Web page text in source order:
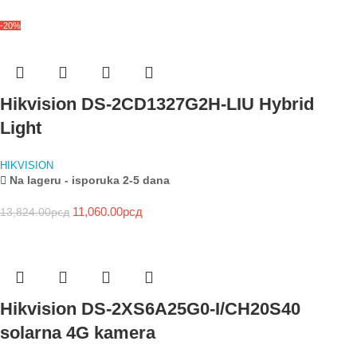
-20%
Hikvision DS-2CD1327G2H-LIU Hybrid
Light
HIKVISION
Na lageru - isporuka 2-5 dana
13,824.00рсд 11,060.00рсд
Hikvision DS-2XS6A25G0-I/CH20S40
solarna 4G kamera